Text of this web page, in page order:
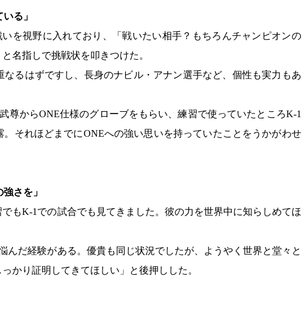
る」
を視野に入れており、「戦いたい相手？もちろんチャンピオンの
名指しで挑戦状を叩きつけた。
るはずですし、長身のナビル・アナン選手など、個性も実力もあ
尊からONE仕様のグローブをもらい、練習で使っていたところK-1
それほどまでにONEへの強い思いを持っていたことをうかがわせ
さを」
もK-1での試合でも見てきました。彼の力を世界中に知らしめてほ
んだ経験がある。優貴も同じ状況でしたが、ようやく世界と堂々と
かり証明してきてほしい」と後押しした。